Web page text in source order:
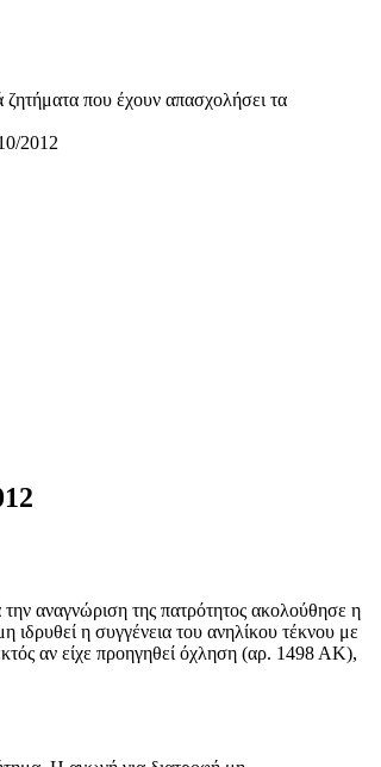
ζητήματα που έχουν απασχολήσει τα
2012
αναγνώριση της πατρότητος ακολούθησε η
ιδρυθεί η συγγένεια του ανηλίκου τέκνου με
αν είχε προηγηθεί όχληση (αρ. 1498 ΑΚ),